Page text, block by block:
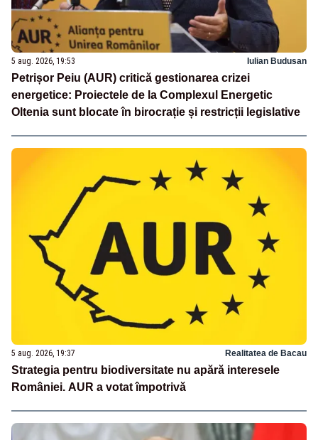
5 aug. 2026, 19:53 Iulian Budusan
Petrișor Peiu (AUR) critică gestionarea crizei
energetice: Proiectele de la Complexul Energetic
Oltenia sunt blocate în birocrație și restricții legislative
5 aug. 2026, 19:37 Realitatea de Bacau
Strategia pentru biodiversitate nu apără interesele
României. AUR a votat împotrivă